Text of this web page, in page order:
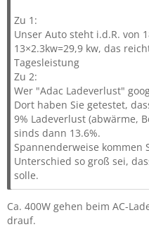
Zu 1:
Unser Auto steht i.d.R. von
13×2.3kw=29,9 kw, das
Tagesleistung
Zu 2:
Wer "Adac Ladeverlust"
Dort haben Sie getestet,
9% Ladeverlust (abwärme,
sinds dann 13.6%.
Spannenderweise kommen
Unterschied so groß sei,
solle.
Ca. 400W gehen beim AC-
drauf.